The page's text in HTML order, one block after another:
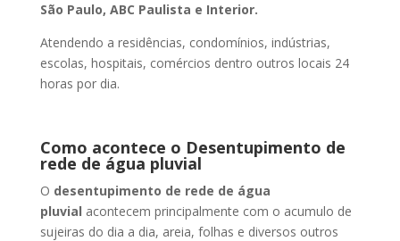
São Paulo, ABC Paulista e Interior.
Atendendo a residências, condomínios, indústrias,
escolas, hospitais, comércios dentro outros locais 24
horas por dia.
Como acontece o Desentupimento de
rede de água pluvial
O desentupimento de rede de água
pluvial acontecem principalmente com o acumulo de
sujeiras do dia a dia, areia, folhas e diversos outros